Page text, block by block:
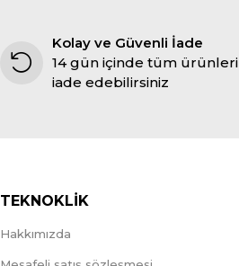
Kolay ve Güvenli İade
14 gün içinde tüm ürünleri
iade edebilirsiniz
TEKNOKLİK
Hakkımızda